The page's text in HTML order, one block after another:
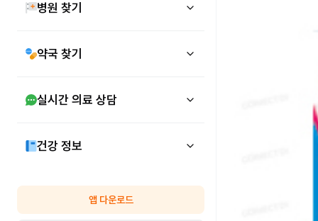
병원 찾기
약국 찾기
실시간 의료 상담
건강 정보
앱 다운로드